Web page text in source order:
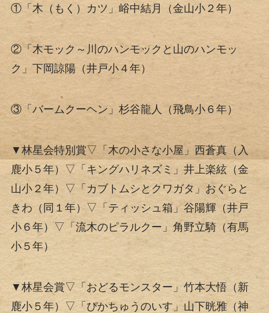
①「木（もく）カツ」峪中結月（金山小２年）
②「木モック～川のハンモックと山のハンモッ
ク」下岡諒陽（井戸小４年）
③「バームクーヘン」杉谷龍人（飛鳥小６年）
▼林星会特別賞▽「木の小さな小屋」西蒼真（入
鹿小５年）▽「キングハリネズミ」井上楽絃（金
山小２年）▽「カブトムシとクワガタ」おぐらと
きわ（同１年）▽「ティッシュ箱」谷陽輝（井戸
小６年）▽「流木のピラルクー」角野立騎（有馬
小５年）
▼林星会賞▽「おどるモンスター」竹本大悟（新
鹿小５年）▽「ぴかちゅうのいす」山下晄雅（神